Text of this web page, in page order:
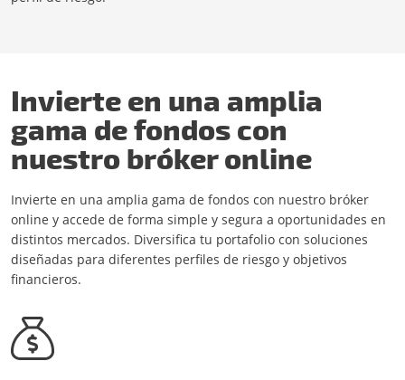
Invierte en una amplia
gama de fondos con
nuestro bróker online
Invierte en una amplia gama de fondos con nuestro bróker
online y accede de forma simple y segura a oportunidades en
distintos mercados. Diversifica tu portafolio con soluciones
diseñadas para diferentes perfiles de riesgo y objetivos
financieros.